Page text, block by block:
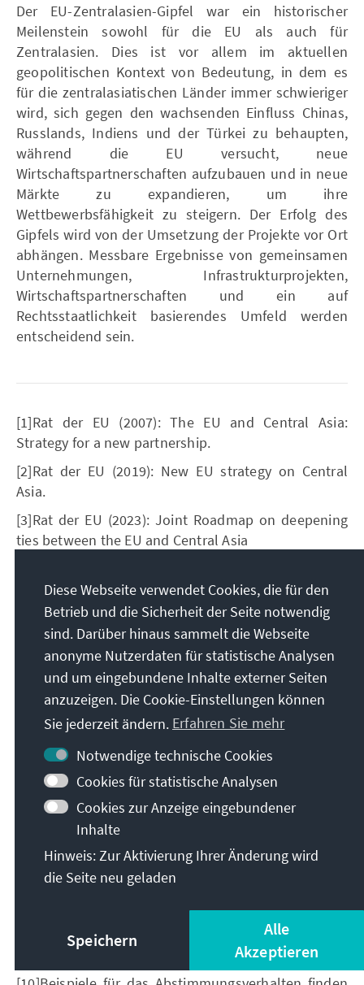
Der EU-Zentralasien-Gipfel war ein historischer
Meilenstein sowohl für die EU als auch für
Zentralasien. Dies ist vor allem im aktuellen
geopolitischen Kontext von Bedeutung, in dem es
für die zentralasiatischen Länder immer schwieriger
wird, sich gegen den wachsenden Einfluss Chinas,
Russlands, Indiens und der Türkei zu behaupten,
während die EU versucht, neue
Wirtschaftspartnerschaften aufzubauen und in neue
Märkte zu expandieren, um ihre
Wettbewerbsfähigkeit zu steigern. Der Erfolg des
Gipfels wird von der Umsetzung der Projekte vor Ort
abhängen. Messbare Ergebnisse von gemeinsamen
Unternehmungen, Infrastrukturprojekten,
Wirtschaftspartnerschaften und ein auf
Rechtsstaatlichkeit basierendes Umfeld werden
entscheidend sein.
[1]Rat der EU (2007): The EU and Central Asia:
Strategy for a new partnership.
[2]Rat der EU (2019): New EU strategy on Central
Asia.
[3]Rat der EU (2023): Joint Roadmap on deepening
ties between the EU and Central Asia
/eu-central-asia-
trade/#:~:text=The%20European%20Union%20rema
ins%20the,(over%20%E2%82%AC100%20billion).
[5]Bulletin Quotidien Europe 15 March 2025: Global
Gateway, Jozef Síkela begins visit to region to
strengthen cooperation and connectivity
[6]https://www.eeas.europa.eu/delegations/kazakhs
tan/5th-eu-central-asia-civil-society-forum-kicks-
almaty-kazakhstan_en
[7]Die Gipfelerklärung ist hier nachzulesen:
https://data.consilium.europa.eu/doc/document/ST-
7745-2025-REV-1/en/pdf
[8]https://x.com/SamuelJsdv/status/1908141376367
137176
[9]Siehe das Pressegespräch mit
Kommissionspräsidentin von der Leyen im
Nachgang des Gipfels
Diese Webseite verwendet Cookies, die für den
Betrieb und die Sicherheit der Seite notwendig
sind. Darüber hinaus sammelt die Webseite
anonyme Nutzerdaten für statistische Analysen
und um eingebundene Inhalte externer Seiten
anzuzeigen. Die Cookie-Einstellungen können
Sie jederzeit ändern. Erfahren Sie mehr
Notwendige technische Cookies
Cookies für statistische Analysen
Cookies zur Anzeige eingebundener
Inhalte
Hinweis: Zur Aktivierung Ihrer Änderung wird
die Seite neu geladen
Speichern
Alle
Akzeptieren